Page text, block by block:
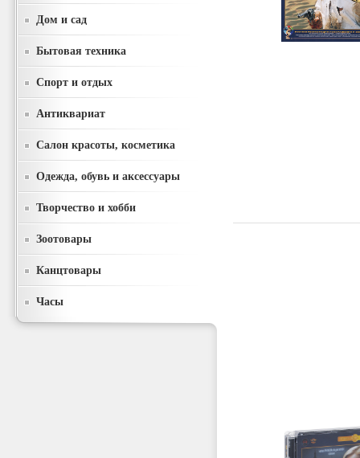
Дом и сад
Бытовая техника
Спорт и отдых
Антиквариат
Салон красоты, косметика
Одежда, обувь и аксессуары
Творчество и хобби
Зоотовары
Канцтовары
Часы